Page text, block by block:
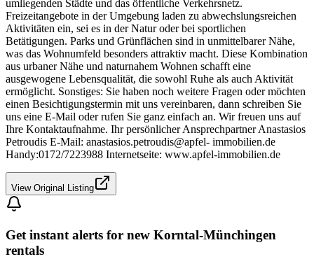
umliegenden Städte und das öffentliche Verkehrsnetz.
Freizeitangebote in der Umgebung laden zu abwechslungsreichen
Aktivitäten ein, sei es in der Natur oder bei sportlichen
Betätigungen. Parks und Grünflächen sind in unmittelbarer Nähe,
was das Wohnumfeld besonders attraktiv macht. Diese Kombination
aus urbaner Nähe und naturnahem Wohnen schafft eine
ausgewogene Lebensqualität, die sowohl Ruhe als auch Aktivität
ermöglicht. Sonstiges: Sie haben noch weitere Fragen oder möchten
einen Besichtigungstermin mit uns vereinbaren, dann schreiben Sie
uns eine E-Mail oder rufen Sie ganz einfach an. Wir freuen uns auf
Ihre Kontaktaufnahme. Ihr persönlicher Ansprechpartner Anastasios
Petroudis E-Mail: anastasios.petroudis@apfel- immobilien.de
Handy:0172/7223988 Internetseite: www.apfel-immobilien.de
View Original Listing
Get instant alerts for new Korntal-Münchingen
rentals